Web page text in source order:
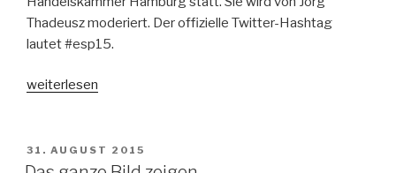
Thadeusz moderiert. Der offizielle Twitter-Hashtag
lautet #esp15.
„24
besten
Wirtschaftsjournalismus“
weiterlesen
VERÖFFENTLICHT
AM
31. AUGUST 2015